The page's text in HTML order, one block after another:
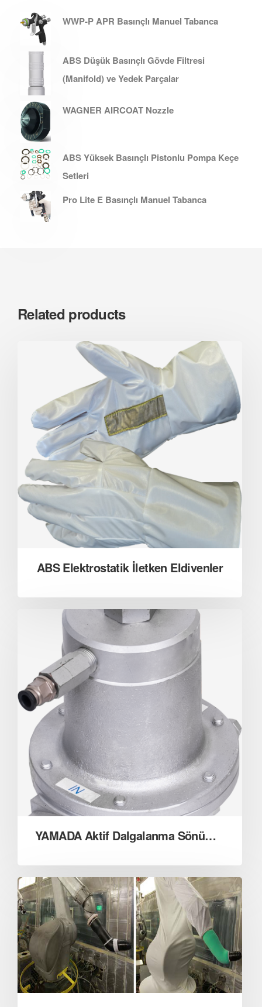
WWP-P APR Basınçlı Manuel Tabanca
ABS Düşük Basınçlı Gövde Filtresi
(Manifold) ve Yedek Parçalar
WAGNER AIRCOAT Nozzle
ABS Yüksek Basınçlı Pistonlu Pompa Keçe
Setleri
Pro Lite E Basınçlı Manuel Tabanca
Related products
ABS Elektrostatik İletken Eldivenler
YAMADA Aktif Dalgalanma Sönümleyici